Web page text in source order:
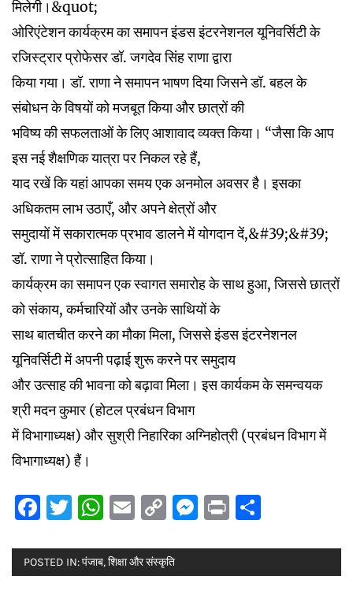
मिलेगी।&quot;
ओरिएंटेशन कार्यक्रम का समापन इंडस इंटरनेशनल यूनिवर्सिटी के
रजिस्ट्रार प्रोफेसर डॉ. जगदेव सिंह राणा द्वारा
किया गया। डॉ. राणा ने समापन भाषण दिया जिसने डॉ. बहल के
संबोधन के विषयों को मजबूत किया और छात्रों की
भविष्य की सफलताओं के लिए आशावाद व्यक्त किया। “जैसा कि आप
इस नई शैक्षणिक यात्रा पर निकल रहे हैं,
याद रखें कि यहां आपका समय एक अनमोल अवसर है। इसका
अधिकतम लाभ उठाएँ, और अपने क्षेत्रों और
समुदायों में सकारात्मक प्रभाव डालने में योगदान दें,&#39;&#39;
डॉ. राणा ने प्रोत्साहित किया।
कार्यक्रम का समापन एक स्वागत समारोह के साथ हुआ, जिससे छात्रों
को संकाय, कर्मचारियों और उनके साथियों के
साथ बातचीत करने का मौका मिला, जिससे इंडस इंटरनेशनल
यूनिवर्सिटी में अपनी पढ़ाई शुरू करने पर समुदाय
और उत्साह की भावना को बढ़ावा मिला। इस कार्यकम के समन्वयक
श्री मदन कुमार (होटल प्रबंधन विभाग
में विभागाध्यक्ष) और सुश्री निहारिका अग्निहोत्री (प्रबंधन विभाग में
विभागाध्यक्ष) हैं।
Facebook
Twitter
WhatsApp
Email
CopyMessenger
Print
POSTED IN:पंजाब,शिक्षा और संस्कृति